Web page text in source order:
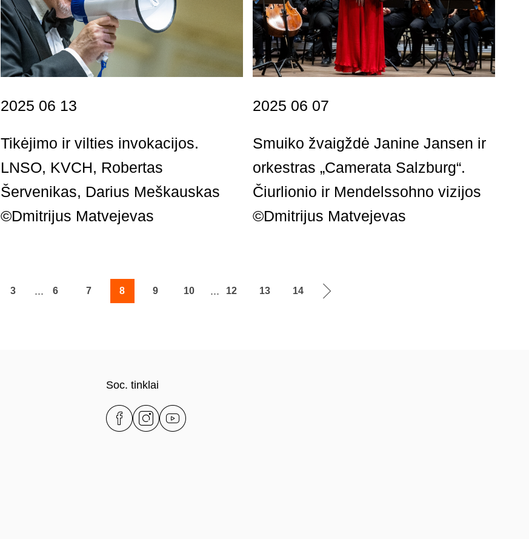
2025 06 13
Tikėjimo ir vilties invokacijos.
LNSO, KVCH, Robertas
Šervenikas, Darius Meškauskas
©Dmitrijus Matvejevas
2025 06 07
Smuiko žvaigždė Janine Jansen ir
orkestras „Camerata Salzburg“.
Čiurlionio ir Mendelssohno vizijos
©Dmitrijus Matvejevas
3 ... 6 7 8 9 10 ... 12 13 14
Soc. tinklai